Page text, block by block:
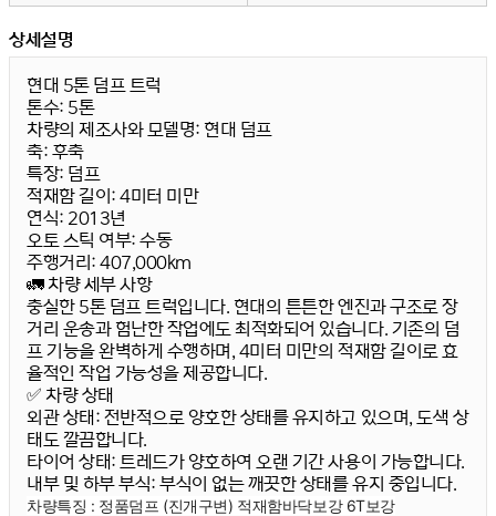
상세설명
현대 5톤 덤프 트럭
톤수: 5톤
차량의 제조사와 모델명: 현대 덤프
축: 후축
특장: 덤프
적재함 길이: 4미터 미만
연식: 2013년
오토 스틱 여부: 수동
주행거리: 407,000km
🚛 차량 세부 사항
충실한 5톤 덤프 트럭입니다. 현대의 튼튼한 엔진과 구조로 장
거리 운송과 험난한 작업에도 최적화되어 있습니다. 기존의 덤
프 기능을 완벽하게 수행하며, 4미터 미만의 적재함 길이로 효
율적인 작업 가능성을 제공합니다.
✅ 차량 상태
외관 상태: 전반적으로 양호한 상태를 유지하고 있으며, 도색 상
태도 깔끔합니다.
타이어 상태: 트레드가 양호하여 오랜 기간 사용이 가능합니다.
내부 및 하부 부식: 부식이 없는 깨끗한 상태를 유지 중입니다.
차량특징 : 정품덤프 (진개구변) 적재함바닥보강 6T보강